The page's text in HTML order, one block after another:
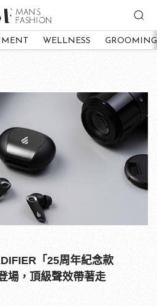
WELLNESS GROOMING
「25周年紀念款
場，頂級聲效帶著走